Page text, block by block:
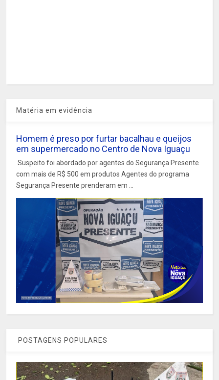
Matéria em evidência
Homem é preso por furtar bacalhau e queijos
em supermercado no Centro de Nova Iguaçu
Suspeito foi abordado por agentes do Segurança Presente
com mais de R$ 500 em produtos Agentes do programa
Segurança Presente prenderam em ...
POSTAGENS POPULARES